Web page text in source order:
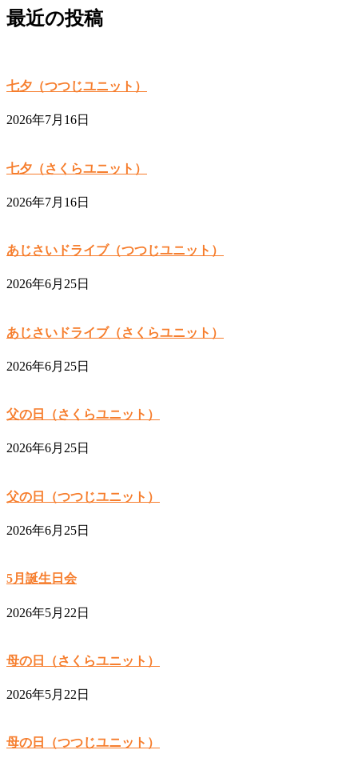
最近の投稿
七夕（つつじユニット）
2026年7月16日
七夕（さくらユニット）
2026年7月16日
あじさいドライブ（つつじユニット）
2026年6月25日
あじさいドライブ（さくらユニット）
2026年6月25日
父の日（さくらユニット）
2026年6月25日
父の日（つつじユニット）
2026年6月25日
5月誕生日会
2026年5月22日
母の日（さくらユニット）
2026年5月22日
母の日（つつじユニット）